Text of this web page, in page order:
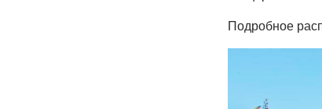
Подробное